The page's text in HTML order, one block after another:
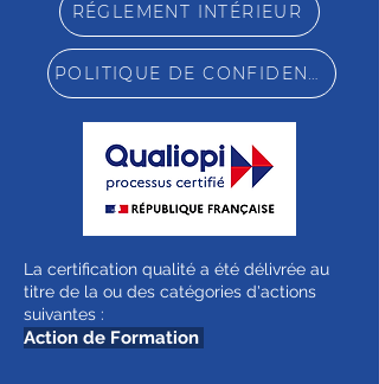
RÉGLEMENT INTÉRIEUR
POLITIQUE DE CONFIDENTIALITÉ
La certification qualité a été délivrée au
titre de la ou des catégories d'actions
suivantes :
Action de Formation